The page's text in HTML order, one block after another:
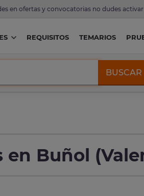
en ofertas y convocatorias no dudes
REQUISITOS TEMARIOS
BUSCAR
Buñol